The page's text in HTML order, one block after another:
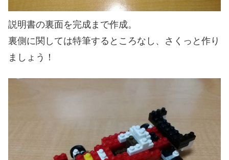
説明書の裏面を完成まで作成。
裏側に関しては特筆するところなし、さくっと作り
ましょう！